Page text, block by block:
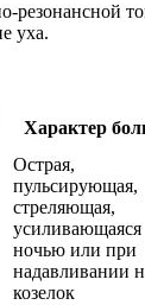
резонансной
уха.
Характер
Острая,
пульсирующая,
стреляющая,
усиливающаяся
ночью или при
надавливании
козелок